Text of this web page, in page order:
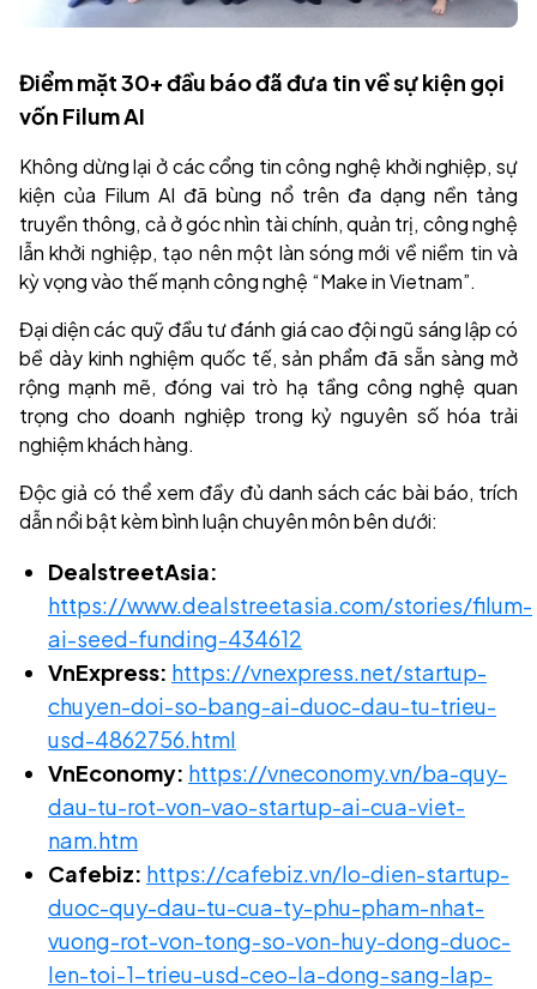
Điểm mặt 30+ đầu báo đã đưa tin về sự kiện gọi
vốn Filum AI
Không dừng lại ở các cổng tin công nghệ khởi nghiệp, sự
kiện của Filum AI đã bùng nổ trên đa dạng nền tảng
truyền thông, cả ở góc nhìn tài chính, quản trị, công nghệ
lẫn khởi nghiệp, tạo nên một làn sóng mới về niềm tin và
kỳ vọng vào thế mạnh công nghệ “Make in Vietnam”.
Đại diện các quỹ đầu tư đánh giá cao đội ngũ sáng lập có
bề dày kinh nghiệm quốc tế, sản phẩm đã sẵn sàng mở
rộng mạnh mẽ, đóng vai trò hạ tầng công nghệ quan
trọng cho doanh nghiệp trong kỷ nguyên số hóa trải
nghiệm khách hàng.
Độc giả có thể xem đầy đủ danh sách các bài báo, trích
dẫn nổi bật kèm bình luận chuyên môn bên dưới:
DealstreetAsia:
https://www.dealstreetasia.com/stories/filum-
ai-seed-funding-434612
VnExpress: https://vnexpress.net/startup-
chuyen-doi-so-bang-ai-duoc-dau-tu-trieu-
usd-4862756.html
VnEconomy: https://vneconomy.vn/ba-quy-
dau-tu-rot-von-vao-startup-ai-cua-viet-
nam.htm
Cafebiz: https://cafebiz.vn/lo-dien-startup-
duoc-quy-dau-tu-cua-ty-phu-pham-nhat-
vuong-rot-von-tong-so-von-huy-dong-duoc-
len-toi-1-trieu-usd-ceo-la-dong-sang-lap-